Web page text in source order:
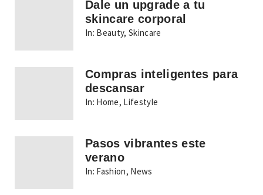
Dale un upgrade a tu
skincare corporal
In: Beauty,Skincare
Compras inteligentes para
descansar
In: Home, Lifestyle
Pasos vibrantes este
verano
In: Fashion, News